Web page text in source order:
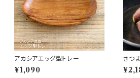
アカシアエッグ型トレー
¥1,090
さつ
無料
モ 箱